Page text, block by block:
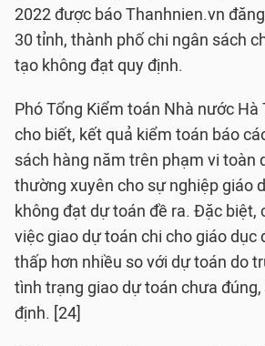
2022 được báo Thanhnien.vn
30 tỉnh, thành phố chi ngân sách
tạo không đạt quy định.
Phó Tổng Kiểm toán Nhà nước Hà
cho biết, kết quả kiểm toán báo
sách hàng năm trên phạm vi toàn
thường xuyên cho sự nghiệp giáo
không đạt dự toán đề ra. Đặc biệt,
việc giao dự toán chi cho giáo dục
thấp hơn nhiều so với dự toán do
tình trạng giao dự toán chưa
định. [24]